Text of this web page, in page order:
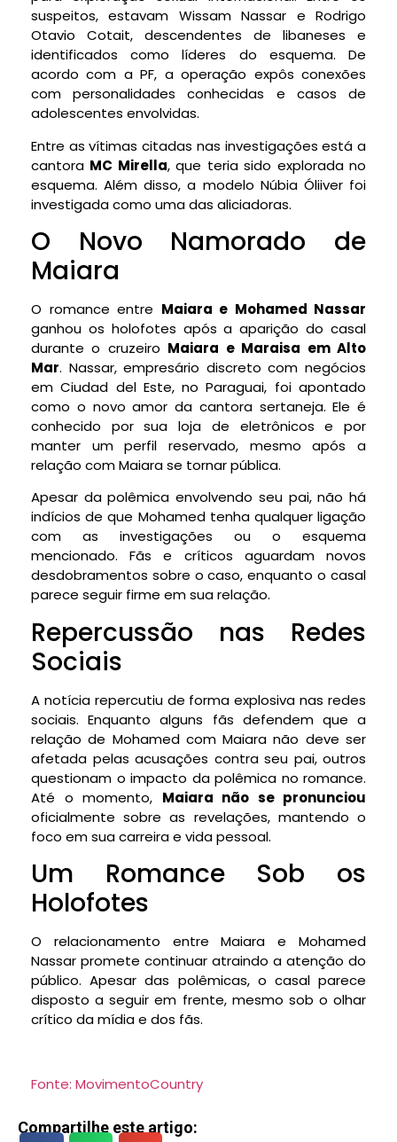
suspeitos, estavam Wissam Nassar e Rodrigo
Otavio Cotait, descendentes de libaneses e
identificados como líderes do esquema. De
acordo com a PF, a operação expôs conexões
com personalidades conhecidas e casos de
adolescentes envolvidas.
Entre as vítimas citadas nas investigações está a
cantora MC Mirella, que teria sido explorada no
esquema. Além disso, a modelo Núbia Óliiver foi
investigada como uma das aliciadoras.
O Novo Namorado de
Maiara
O romance entre Maiara e Mohamed Nassar
ganhou os holofotes após a aparição do casal
durante o cruzeiro Maiara e Maraisa em Alto
Mar. Nassar, empresário discreto com negócios
em Ciudad del Este, no Paraguai, foi apontado
como o novo amor da cantora sertaneja. Ele é
conhecido por sua loja de eletrônicos e por
manter um perfil reservado, mesmo após a
relação com Maiara se tornar pública.
Apesar da polêmica envolvendo seu pai, não há
indícios de que Mohamed tenha qualquer ligação
com as investigações ou o esquema
mencionado. Fãs e críticos aguardam novos
desdobramentos sobre o caso, enquanto o casal
parece seguir firme em sua relação.
Repercussão nas Redes
Sociais
A notícia repercutiu de forma explosiva nas redes
sociais. Enquanto alguns fãs defendem que a
relação de Mohamed com Maiara não deve ser
afetada pelas acusações contra seu pai, outros
questionam o impacto da polêmica no romance.
Até o momento, Maiara não se pronunciou
oficialmente sobre as revelações, mantendo o
foco em sua carreira e vida pessoal.
Um Romance Sob os
Holofotes
O relacionamento entre Maiara e Mohamed
Nassar promete continuar atraindo a atenção do
público. Apesar das polêmicas, o casal parece
disposto a seguir em frente, mesmo sob o olhar
crítico da mídia e dos fãs.
Fonte: MovimentoCountry
Compartilhe este artigo: